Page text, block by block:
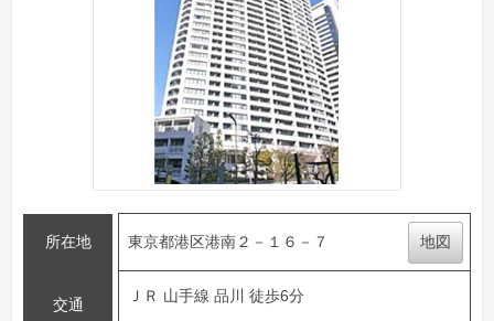
所在地 東京都港区港南２－１６－７ 地図
交通
ＪＲ 山手線 品川 徒歩6分